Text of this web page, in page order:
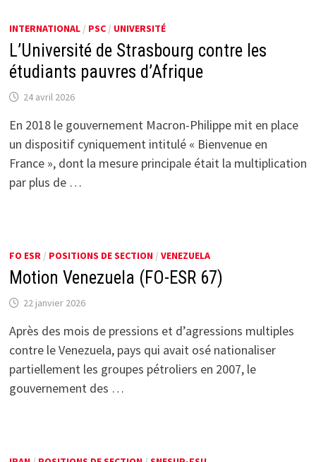
INTERNATIONAL/ PSC/ UNIVERSITÉ
L’Université de Strasbourg contre les
étudiants pauvres d’Afrique
24 avril 2026
En 2018 le gouvernement Macron-Philippe mit en place
un dispositif cyniquement intitulé « Bienvenue en
France », dont la mesure principale était la multiplication
par plus de …
FO ESR/ POSITIONS DE SECTION/ VENEZUELA
Motion Venezuela (FO-ESR 67)
22 janvier 2026
Après des mois de pressions et d’agressions multiples
contre le Venezuela, pays qui avait osé nationaliser
partiellement les groupes pétroliers en 2007, le
gouvernement des …